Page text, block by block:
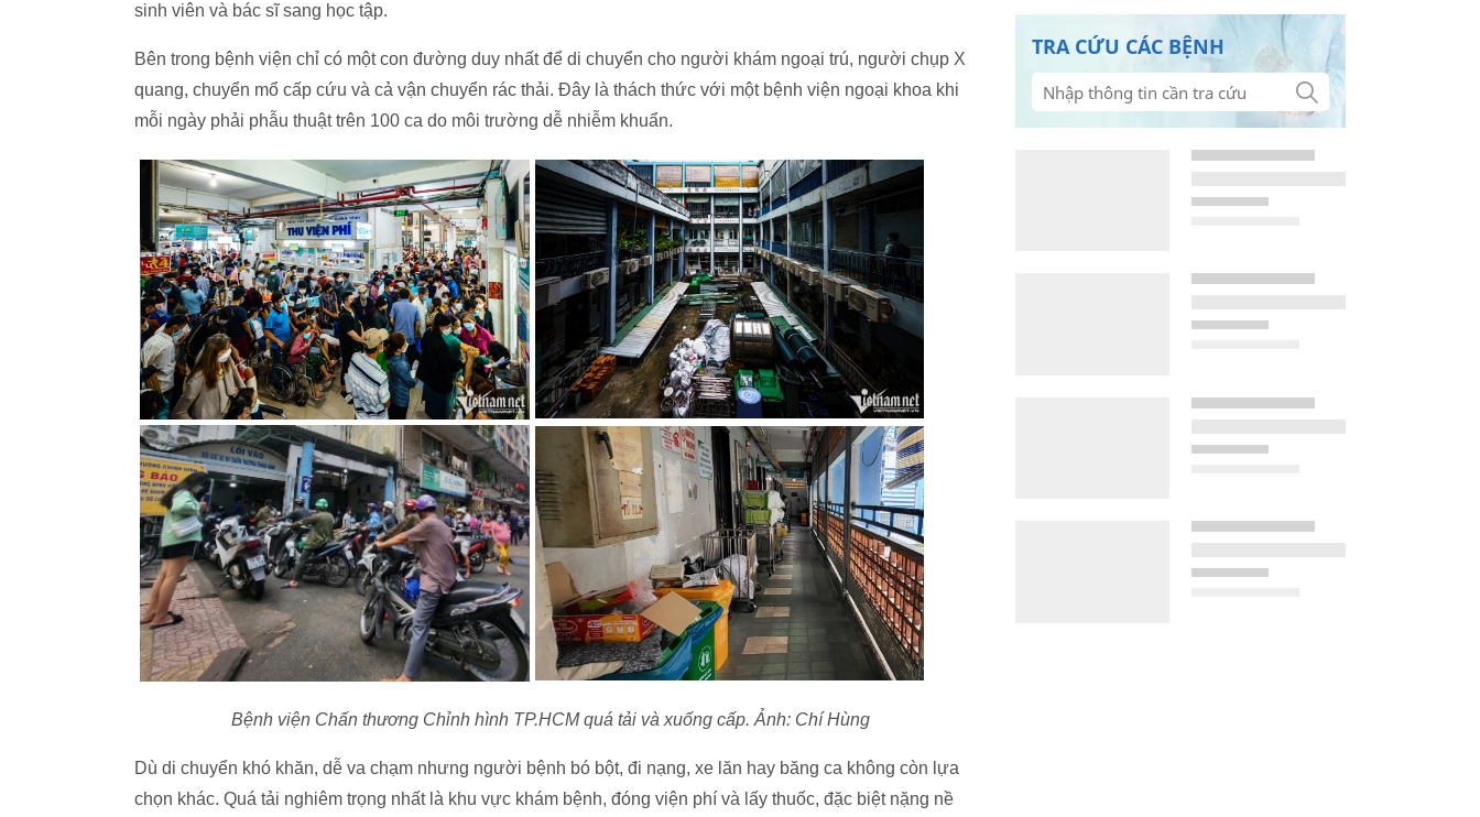
sinh viên và bác sĩ sang học tập.
Bên trong bệnh viện chỉ có một con đường duy nhất để di chuyển cho người khám ngoại trú, người chụp X
quang, chuyển mổ cấp cứu và cả vận chuyển rác thải. Đây là thách thức với một bệnh viện ngoại khoa khi
mỗi ngày phải phẫu thuật trên 100 ca do môi trường dễ nhiễm khuẩn.
Bệnh viện Chấn thương Chỉnh hình TP.HCM quá tải và xuống cấp. Ảnh: Chí Hùng
Dù di chuyển khó khăn, dễ va chạm nhưng người bệnh bó bột, đi nạng, xe lăn hay băng ca không còn lựa
chọn khác. Quá tải nghiêm trọng nhất là khu vực khám bệnh, đóng viện phí và lấy thuốc, đặc biệt nặng nề
TRA CỨU CÁC BỆNH